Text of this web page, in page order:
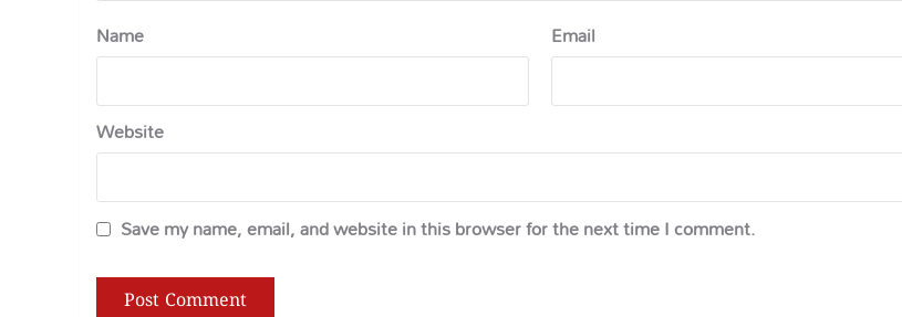
Name Email
Website
Save my name, email, and website in this browser for the next time I comment.